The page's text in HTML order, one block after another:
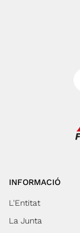
INFORMACIÓ
L'Entitat
La Junta